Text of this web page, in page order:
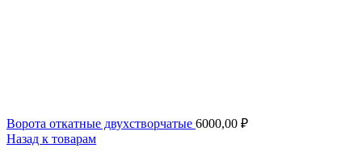
Ворота откатные двухстворчатые 6000,00 ₽
Назад к товарам